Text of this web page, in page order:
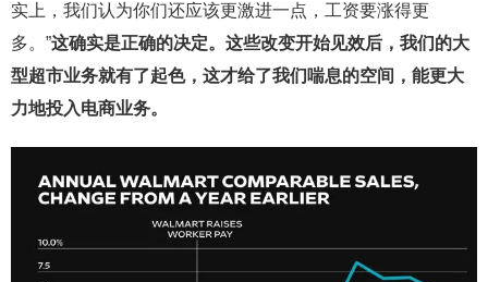
实上，我们认为你们还应该更激进一点，工资要涨得更
多。”这确实是正确的决定。这些改变开始见效后，我们的大
型超市业务就有了起色，这才给了我们喘息的空间，能更大
力地投入电商业务。